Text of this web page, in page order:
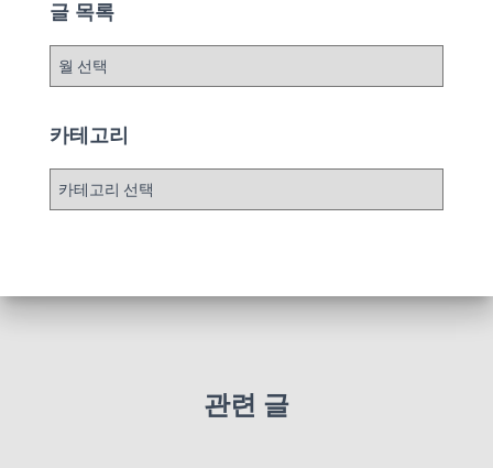
글 목록
글
카테고리
관련 글